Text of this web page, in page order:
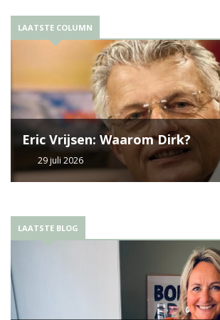
LAATSTE COLUMN
Eric Vrijsen: Waarom Dirk?
29 juli 2026
LAATSTE BLOG